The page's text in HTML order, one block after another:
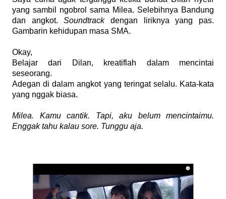
yang sambil ngobrol sama Milea. Selebihnya Bandung
dan angkot.Soundtrackdengan liriknya yang pas.
Gambarin kehidupan masa SMA.
Okay,
Belajar dari Dilan, kreatiflah dalam mencintai
seseorang.
Adegan di dalam angkot yang teringat selalu. Kata-kata
yang nggak biasa.
Milea. Kamu cantik. Tapi, aku belum mencintaimu.
Enggak tahu kalau sore. Tunggu aja.